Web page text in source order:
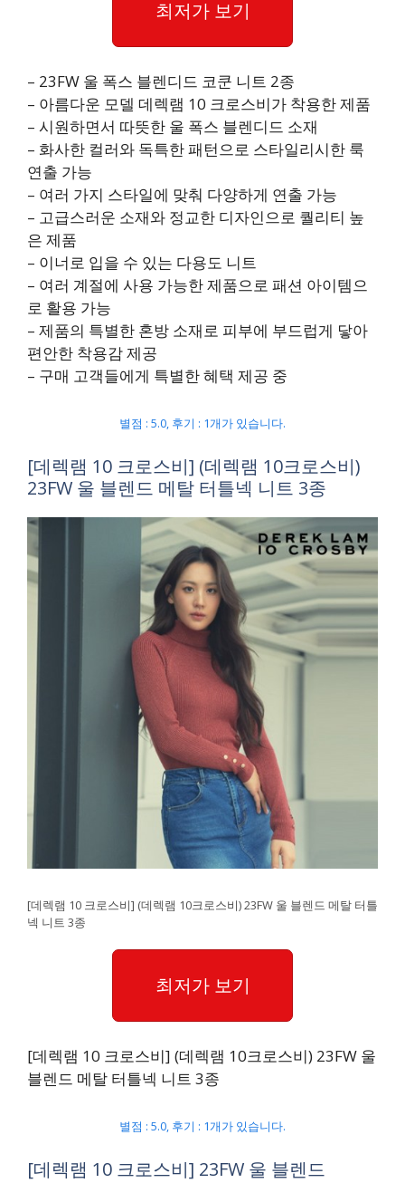
최저가 보기
– 23FW 울 폭스 블렌디드 코쿤 니트 2종
– 아름다운 모델 데렉램 10 크로스비가 착용한 제품
– 시원하면서 따뜻한 울 폭스 블렌디드 소재
– 화사한 컬러와 독특한 패턴으로 스타일리시한 룩
연출 가능
– 여러 가지 스타일에 맞춰 다양하게 연출 가능
– 고급스러운 소재와 정교한 디자인으로 퀄리티 높
은 제품
– 이너로 입을 수 있는 다용도 니트
– 여러 계절에 사용 가능한 제품으로 패션 아이템으
로 활용 가능
– 제품의 특별한 혼방 소재로 피부에 부드럽게 닿아
편안한 착용감 제공
– 구매 고객들에게 특별한 혜택 제공 중
별점 : 5.0, 후기 : 1개가 있습니다.
[데렉램 10 크로스비] (데렉램 10크로스비)
23FW 울 블렌드 메탈 터틀넥 니트 3종
[데렉램 10 크로스비] (데렉램 10크로스비) 23FW 울 블렌드 메탈 터틀
넥 니트 3종
최저가 보기
[데렉램 10 크로스비] (데렉램 10크로스비) 23FW 울
블렌드 메탈 터틀넥 니트 3종
별점 : 5.0, 후기 : 1개가 있습니다.
[데렉램 10 크로스비] 23FW 울 블렌드